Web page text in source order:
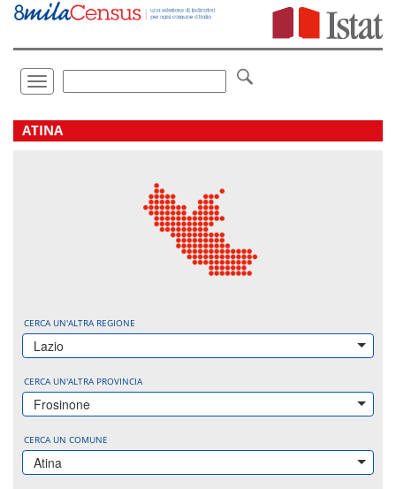
Vai
direttamente
Toggle
navigation
.
ATINA
CERCA UN'ALTRA REGIONE
Lazio
CERCA UN'ALTRA PROVINCIA
Frosinone
CERCA UN COMUNE
Atina